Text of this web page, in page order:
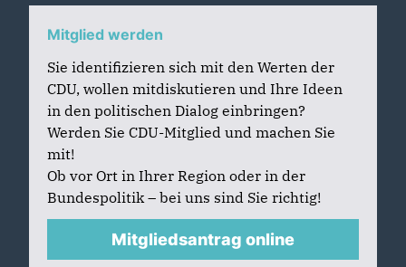
Mitglied werden
Sie identifizieren sich mit den Werten der
CDU, wollen mitdiskutieren und Ihre Ideen
in den politischen Dialog einbringen?
Werden Sie CDU-Mitglied und machen Sie
mit!
Ob vor Ort in Ihrer Region oder in der
Bundespolitik – bei uns sind Sie richtig!
Mitgliedsantrag online